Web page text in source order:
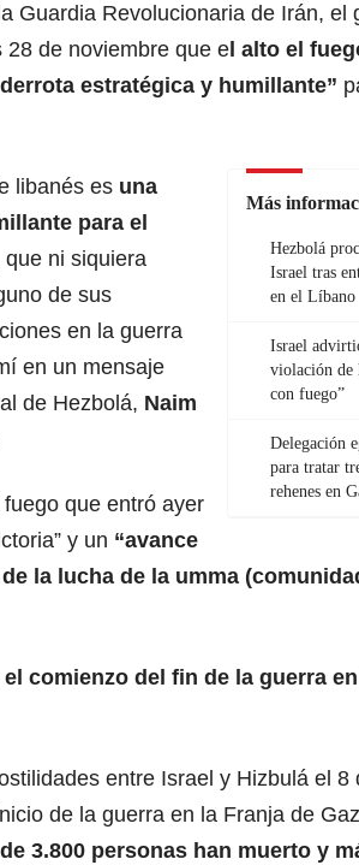
Guardia Revolucionaria de Irán, el
28 de noviembre que e l alto el
estratégica y humillante”
Más
Hezbolá
Israel tras
en el Líbano
Israel
violación de
con fuego”
Delegación
para tratar
rehenes en
libanés es una
para el
que ni siquiera
de sus
en la guerra
en un mensaje
de Hezbolá, Naim
que entró ayer
y un “avance
l a lucha de la umma
el comienzo del fin de la guerra en
entre Israel y Hizbulá el 8
de la guerra en la Franja de
3.800 personas han muerto y